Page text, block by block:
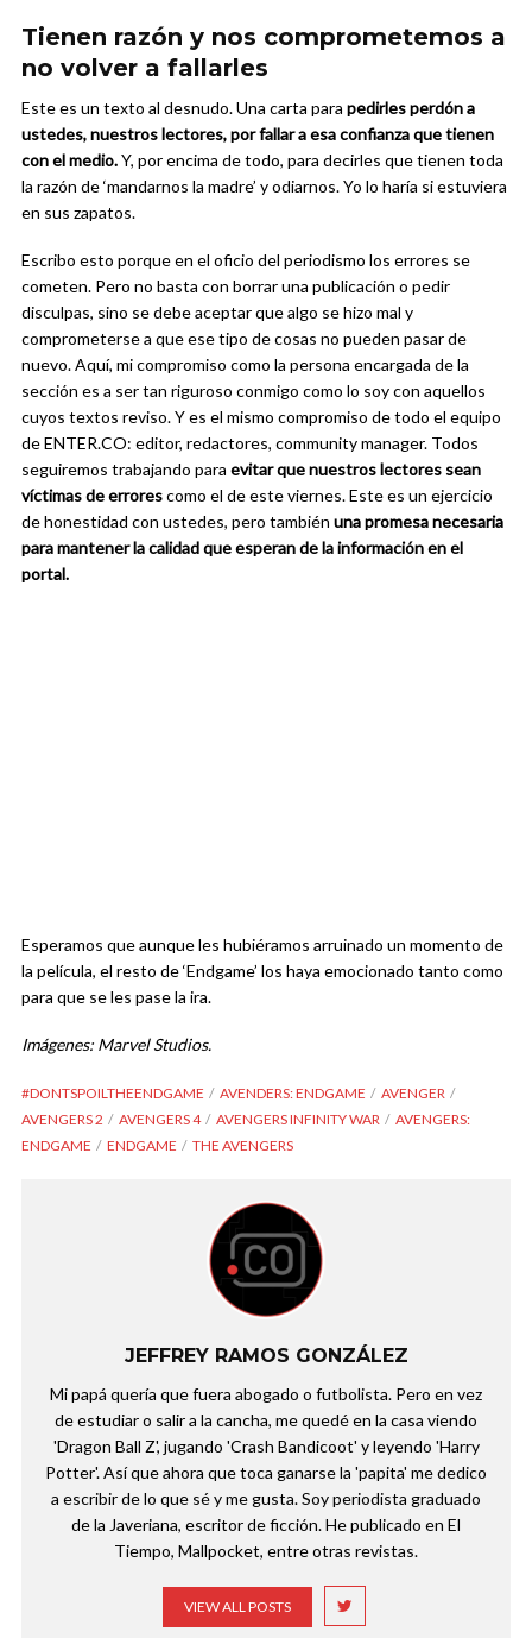
Tienen razón y nos comprometemos a
no volver a fallarles
Este es un texto al desnudo. Una carta para pedirles perdón a
ustedes, nuestros lectores, por fallar a esa confianza que tienen
con el medio.Y, por encima de todo, para decirles que tienen toda
la razón de ‘mandarnos la madre’ y odiarnos. Yo lo haría si estuviera
en sus zapatos.
Escribo esto porque en el oficio del periodismo los errores se
cometen. Pero no basta con borrar una publicación o pedir
disculpas, sino se debe aceptar que algo se hizo mal y
comprometerse a que ese tipo de cosas no pueden pasar de
nuevo. Aquí, mi compromiso como la persona encargada de la
sección es a ser tan riguroso conmigo como lo soy con aquellos
cuyos textos reviso. Y es el mismo compromiso de todo el equipo
de ENTER.CO: editor, redactores, community manager. Todos
seguiremos trabajando para evitar que nuestros lectores sean
víctimas de errorescomo el de este viernes. Este es un ejercicio
de honestidad con ustedes, pero también una promesa necesaria
para mantener la calidad que esperan de la información en el
portal.
Esperamos que aunque les hubiéramos arruinado un momento de
la película, el resto de ‘Endgame’ los haya emocionado tanto como
para que se les pase la ira.
Imágenes: Marvel Studios.
#DONTSPOILTHEENDGAME AVENDERS: ENDGAME
AVENGER
AVENGERS 2
AVENGERS 4 AVENGERS INFINITY WAR
AVENGERS:
ENDGAME
ENDGAME THE AVENGERS
JEFFREY RAMOS GONZÁLEZ
Mi papá quería que fuera abogado o futbolista. Pero en vez
de estudiar o salir a la cancha, me quedé en la casa viendo
'Dragon Ball Z', jugando 'Crash Bandicoot' y leyendo 'Harry
Potter'. Así que ahora que toca ganarse la 'papita' me dedico
a escribir de lo que sé y me gusta. Soy periodista graduado
de la Javeriana, escritor de ficción. He publicado en El
Tiempo, Mallpocket, entre otras revistas.
VIEW ALL POSTS